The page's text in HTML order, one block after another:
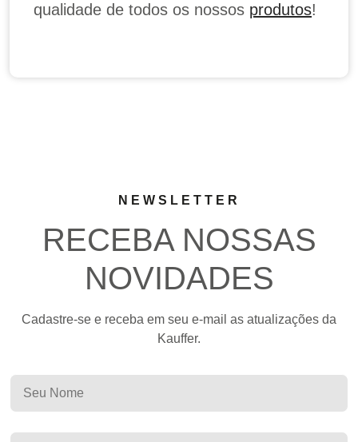
qualidade de todos os nossos produtos!
NEWSLETTER
RECEBA NOSSAS
NOVIDADES
Cadastre-se e receba em seu e-mail as atualizações da
Kauffer.